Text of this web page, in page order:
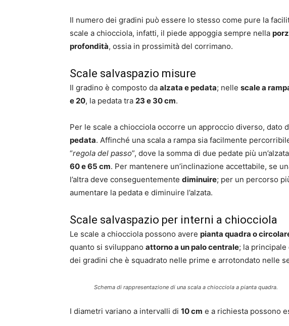
Il numero dei gradini può essere lo stesso come pure la
scale a chiocciola, infatti, il piede appoggia sempre nella
profondità, ossia in prossimità del corrimano.
Scale salvaspazio misure
Il gradino è composto da alzata e pedata; nelle scale a
e 20, la pedata tra 23 e 30 cm.
Per le scale a chiocciola occorre un approccio diverso, dato
pedata. Affinché una scala a rampa sia facilmente
“regola del passo”, dove la somma di due pedate più
60 e 65 cm. Per mantenere un’inclinazione accettabile, se
l’altra deve conseguentemente diminuire; per un percorso
aumentare la pedata e diminuire l’alzata.
Scale salvaspazio per interni a chiocciola
Le scale a chiocciola possono avere pianta quadra o
quanto si sviluppano attorno a un palo centrale; la
dei gradini che è squadrato nelle prime e arrotondato nelle
Schema di rappresentazione di una scala a chiocciola a pianta quadra.
I diametri variano a intervalli di 10 cm e a richiesta possono